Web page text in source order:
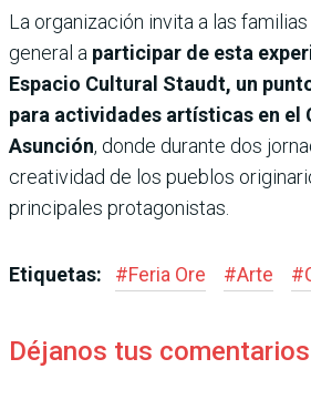
La organización invita a las
general a participar de esta
Espacio Cultural Staudt, un
para actividades artísticas en el
Asunción, donde durante dos
creatividad de los pueblos
principales protagonistas.
Etiquetas: #Feria Ore #Arte #
Déjanos tus